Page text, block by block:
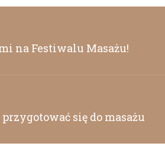
na Festiwalu Masażu!
się do masażu